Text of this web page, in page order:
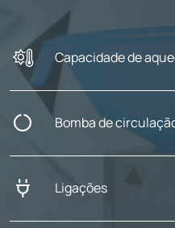
Capacidade de
Bomba de
Ligações